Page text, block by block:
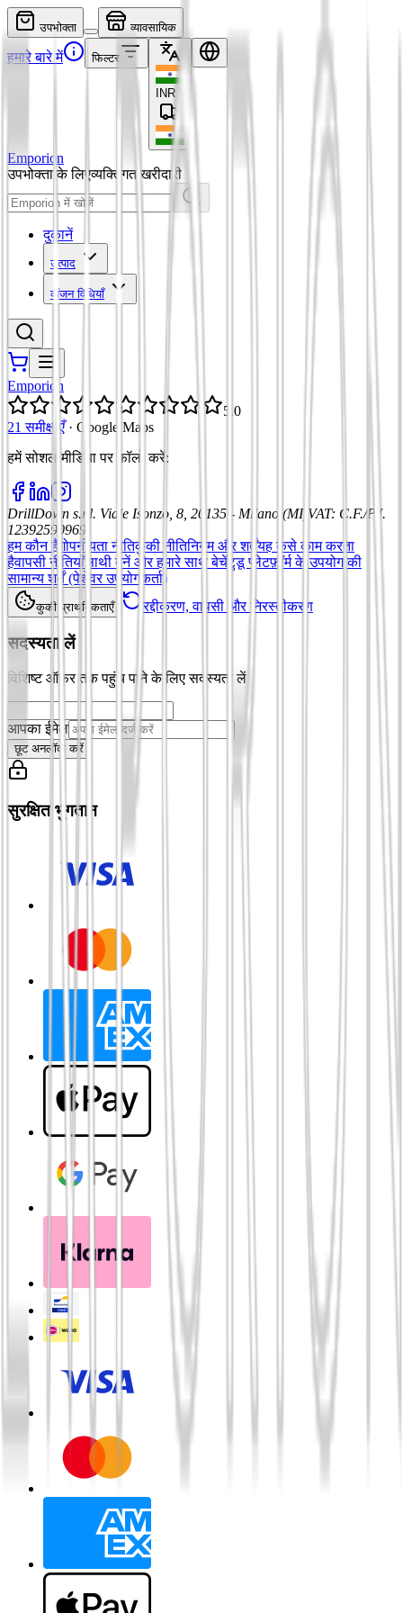
उपभोक्ता व्यावसायिक
हमारे बारे में फिल्टर
INR
Emporion
उपभोक्ता के लिएव्यक्तिगत खरीदारी
दुकानें
उत्पाद
व्यंजन विधियाँ
Emporion
5.0
21 समीक्षाएँ · Google Maps
हमें सोशल मीडिया पर फॉलो करें:
DrillDown s.r.l. Viale Isonzo, 8, 20135 - Milano (MI) VAT: C.F./P.I.
12392590969
हम कौन हैं गोपनीयता नीतिकुकी नीतिनियम और शर्तेंयह कैसे काम करता
हैवापसी नीतियाँसाथी बनें और हमारे साथ बेचें टुडू प्लेटफ़ॉर्म के उपयोग की
सामान्य शर्तें (पेशेवर उपयोगकर्ता)
कुकी प्राथमिकताएँ रद्दीकरण, वापसी और निरस्तीकरण
सदस्यता लें
विशिष्ट ऑफ़र तक पहुंच पाने के लिए सदस्यता लें
आपका ईमेल
छूट अनलॉक करें
सुरक्षित भुगतान